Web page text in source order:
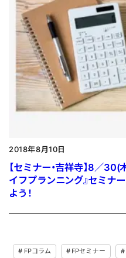
2018年8月10日
【セミナー・吉祥寺】8／
イフプランニング』セミナ
よう！
FPコラム FPセミナー